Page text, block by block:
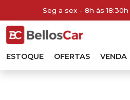
Seg a sex - 8h às 18:30h
ESTOQUE OFERTAS VENDA